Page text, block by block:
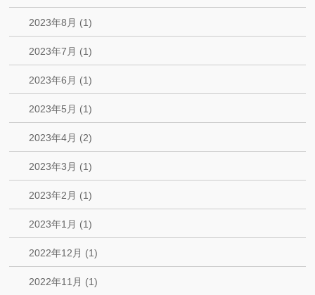
2023年8月 (1)
2023年7月 (1)
2023年6月 (1)
2023年5月 (1)
2023年4月 (2)
2023年3月 (1)
2023年2月 (1)
2023年1月 (1)
2022年12月 (1)
2022年11月 (1)